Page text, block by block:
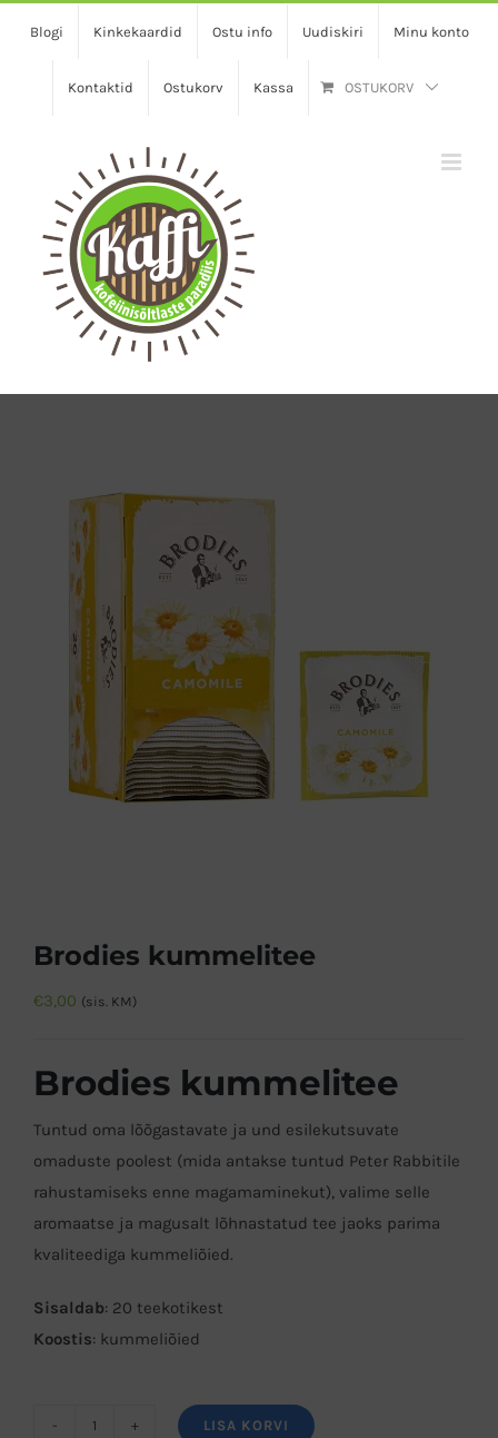
Blogi Kinkekaardid Ostu info Uudiskiri Minu konto
Kontaktid Ostukorv Kassa OSTUKORV
Brodies kummelitee
€3,00 (sis. KM)
Brodies kummelitee
Tuntud oma lõõgastavate ja und esilekutsuvate
omaduste poolest (mida antakse tuntud Peter Rabbitile
rahustamiseks enne magamaminekut), valime selle
aromaatse ja magusalt lõhnastatud tee jaoks parima
kvaliteediga kummeliõied.
Sisaldab: 20 teekotikest
Koostis: kummeliõied
LISA KORVI